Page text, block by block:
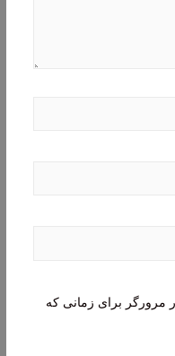
مرورگر برای زمانی که